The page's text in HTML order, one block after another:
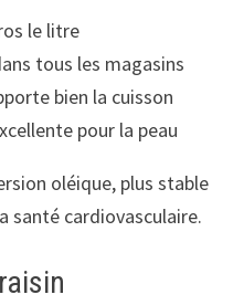
le litre
tous les magasins
bien la cuisson
pour la peau
oléique, plus stable
santé cardiovasculaire.